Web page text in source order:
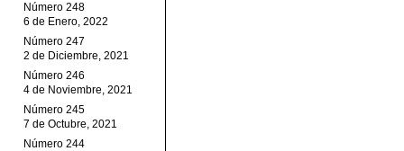
Número 248
6 de Enero, 2022
Número 247
2 de Diciembre, 2021
Número 246
4 de Noviembre, 2021
Número 245
7 de Octubre, 2021
Número 244